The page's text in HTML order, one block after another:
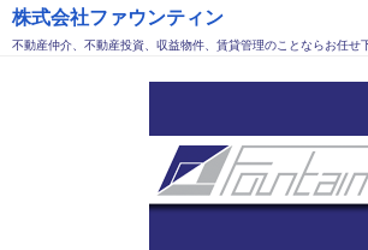
株式会社ファウンティン
不動産仲介、不動産投資、収益物件、賃貸管理のことならお任せ